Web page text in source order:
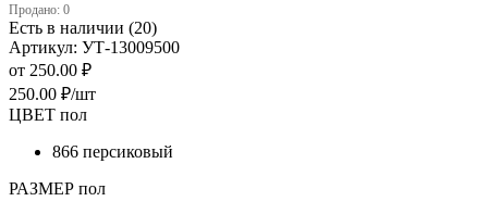
Продано: 0
Есть в наличии (20)
Артикул: УТ-13009500
от 250.00 ₽
250.00 ₽/шт
ЦВЕТ пол
866 персиковый
РАЗМЕР пол